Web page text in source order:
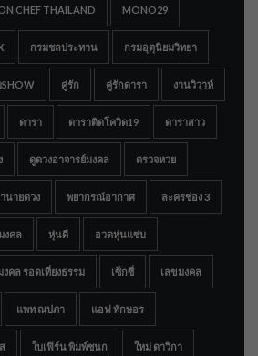
CHEF THAILAND MONO29
กรมชลประทาน กรมอุตุนิยมวิทยา
คู่รัก คู่รักดารา งานวิวาห์
ดารา ดาราติดโควิด19 ดาราสาว
ดูดวงอาจารย์มงคล ตรวจหวย
นายดวง พยากรณ์อากาศ ละครช่อง 3
งคล หุ่นดี อวดหุ่นแซ่บ
งคล รอดเที่ยงธรรม เซ็กซี่ เลขมงคล
แพท ณปภา แอฟ ทักษอร
ใบเฟิร์น พิมพ์ชนก ใหม่ ดาวิกา